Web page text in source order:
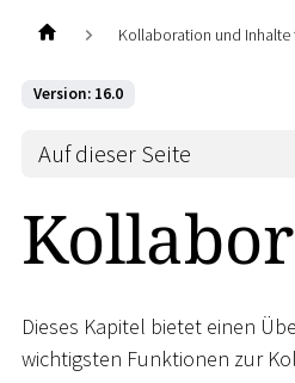
Kollaboration und Inhalte
Version: 16.0
Auf dieser Seite
Dieses Kapitel bietet einen
wichtigsten Funktionen zur